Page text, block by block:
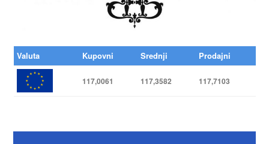
Valuta Kupovni Srednji Prodajni
117,0061 117,3582 117,7103